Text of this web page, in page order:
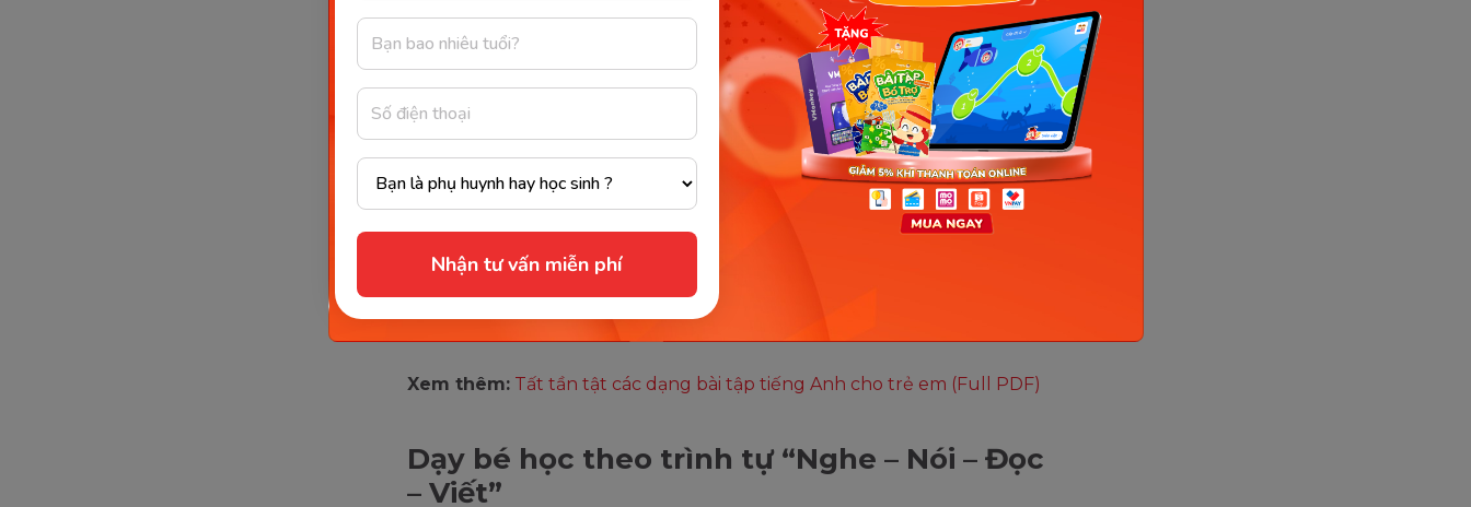
Nhận tư vấn miễn phí
gian nghe ở mỗi lần. Phụ huynh cũng có thể tham khảo một số giáo trình
dạy tiếng Anh cho trẻ em hoặc kênh luyện nghe tiếng anh cho bé như:
Super Simple Songs, Muffins Songs,...
Monkey Junior hiện đang là chương trình tốt nhất giúp bé luyện nghe
tiếng Anh giao tiếp. Chương trình này hỗ trợ chạy trên nền tảng di động và
web vô cùng tiện lợi, nên trẻ có thể sử dụng mọi lúc, mọi nơi.
Khi khoảng 3 tuổi, trẻ bắt đầu phát triển khả năng tiếp nhận, chính vì vậy
mà tính tò mò, khám phá mọi thứ xung quanh thông cũng theo đó mà
tăng lên. Do đó, đây được xem là giai đoạn tuyệt vời để rèn luyện và giúp
Xem thêm: Tất tần tật các dạng bài tập tiếng Anh cho trẻ em (Full PDF)
Dạy bé học theo trình tự “Nghe – Nói – Đọc
– Viết”